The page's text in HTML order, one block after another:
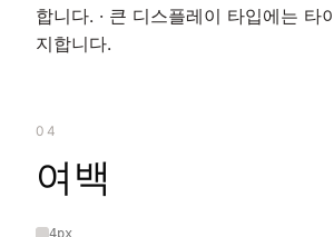
합니다. · 큰 디스플레이 타입에는 타
지합니다.
04
여백
4px